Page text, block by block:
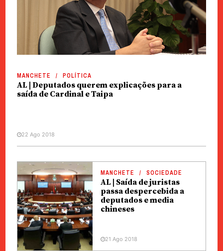
MANCHETE POLÍTICA
AL | Deputados querem explicações para a
saída de Cardinal e Taipa
22 Ago 2018
MANCHETE SOCIEDADE
AL | Saída de juristas
passa despercebida a
deputados e media
chineses
21 Ago 2018